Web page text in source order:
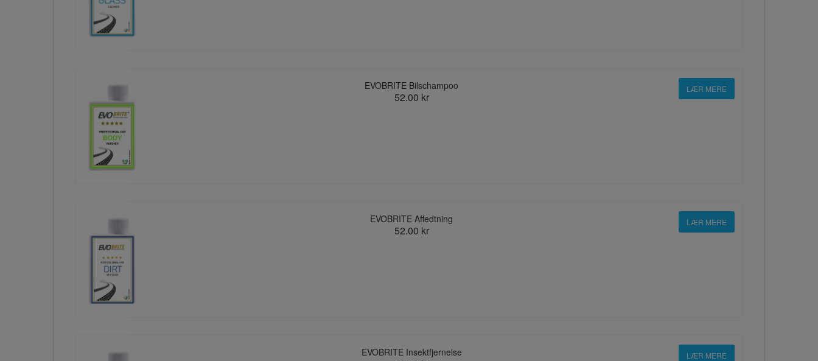
EVOBRITE Bilschampoo
52.00 kr
LÆR MERE
EVOBRITE Affedtning
52.00 kr
LÆR MERE
EVOBRITE Insektfjernelse LÆR MERE